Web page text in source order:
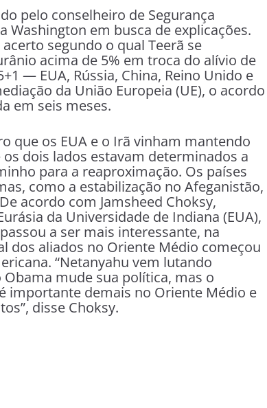
pelo conselheiro de Segurança
Washington em busca de explicações.
segundo o qual Teerã se
acima de 5% em troca do alívio de
— EUA, Rússia, China, Reino Unido e
da União Europeia (UE), o acordo
em seis meses.
que os EUA e o Irã vinham mantendo
dois lados estavam determinados a
para a reaproximação. Os países
como a estabilização no Afeganistão,
acordo com Jamsheed Choksy,
da Universidade de Indiana (EUA),
a ser mais interessante, na
dos aliados no Oriente Médio começou
“Netanyahu vem lutando
mude sua política, mas o
importante demais no Oriente Médio e
disse Choksy.